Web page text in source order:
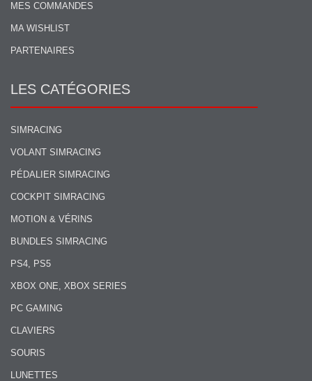
MES COMMANDES
MA WISHLIST
PARTENAIRES
LES CATÉGORIES
SIMRACING
VOLANT SIMRACING
PÉDALIER SIMRACING
COCKPIT SIMRACING
MOTION & VÉRINS
BUNDLES SIMRACING
PS4, PS5
XBOX ONE, XBOX SERIES
PC GAMING
CLAVIERS
SOURIS
LUNETTES